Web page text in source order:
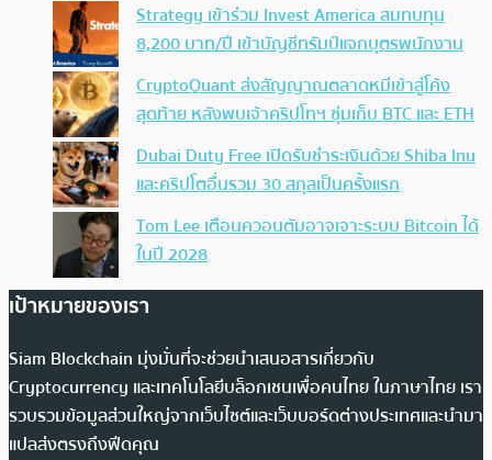
Strategy เข้าร่วม Invest America สมทบทุน
8,200 บาท/ปี เข้าบัญชีทรัมป์แจกบุตรพนักงาน
CryptoQuant ส่งสัญญาณตลาดหมีเข้าสู่โค้ง
สุดท้าย หลังพบเจ้าคริปโทฯ ซุ่มเก็บ BTC และ ETH
Dubai Duty Free เปิดรับชำระเงินด้วย Shiba Inu
และคริปโตอื่นรวม 30 สกุลเป็นครั้งแรก
Tom Lee เตือนควอนตัมอาจเจาะระบบ Bitcoin ได้
ในปี 2028
เป้าหมายของเรา
Siam Blockchain มุ่งมั่นที่จะช่วยนำเสนอสารเกี่ยวกับ
Cryptocurrency และเทคโนโลยีบล็อกเชนเพื่อคนไทย ในภาษาไทย เรา
รวบรวมข้อมูลส่วนใหญ่จากเว็บไซต์และเว็บบอร์ดต่างประเทศและนำมา
แปลส่งตรงถึงฟีดคุณ